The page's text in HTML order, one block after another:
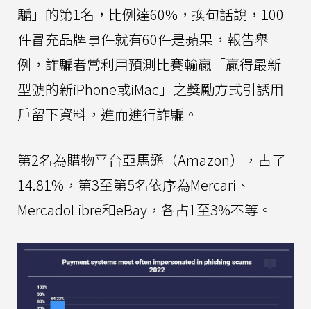
騙」的第1名，比例達60%，換句話說，100
件冒充品牌事件就有60件是蘋果，報告舉
例，詐騙者常利用預測比賽輸贏「贏得最新
型號的新iPhone或iMac」之獎勵方式引誘用
戶留下資料，進而進行詐騙。
第2名為購物平台亞馬遜（Amazon），占了
14.81%，第3至第5名依序為Mercari、
MercadoLibre和eBay，各占1至3%不等。